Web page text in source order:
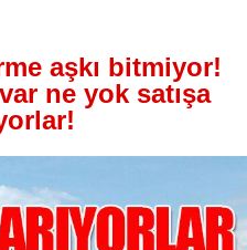
aşkı bitmiyor!
ne yok satışa